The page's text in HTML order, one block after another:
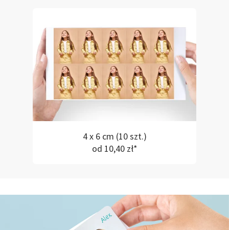
4 x 6 cm (10 szt.)
od 10,40 zł*